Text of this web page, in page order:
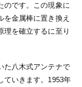
のです。この現象に
金属棒に置き換え
理を確立するに至り
た八木式アンテナで
ていきます。1953年